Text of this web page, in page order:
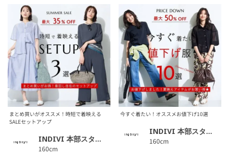
まとめ買いがオススメ！時短で着映える
SALEセットアップ
INDIVI 本部スタッフ
160cm
今すぐ着たい！オススメお値下げ10選
INDIVI 本部スタッフ
160cm